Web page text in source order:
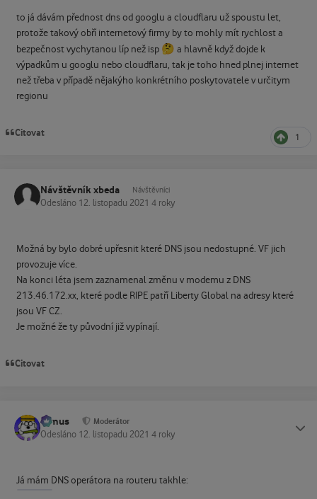
to já dávám přednost dns od googlu a cloudflaru už spoustu let,
protože takový obří internetový firmy by to mohly mít rychlost a
bezpečnost vychytanou líp než isp 🤔 a hlavně když dojde k
výpadkům u googlu nebo cloudflaru, tak je toho hned plnej internet
než třeba v případě nějakýho konkrétního poskytovatele v určitym
regionu
Citovat 1
Návštěvník xbeda Návštěvníci
Odesláno 12. listopadu 2021 4 roky
Možná by bylo dobré upřesnit které DNS jsou nedostupné. VF jich
provozuje více.
Na konci léta jsem zaznamenal změnu v modemu z DNS
213.46.172.xx, které podle RIPE patří Liberty Global na adresy které
jsou VF CZ.
Je možné že ty původní již vypínají.
Citovat
tomus Moderátor
Odesláno 12. listopadu 2021 4 roky
Já mám DNS operátora na routeru takhle: